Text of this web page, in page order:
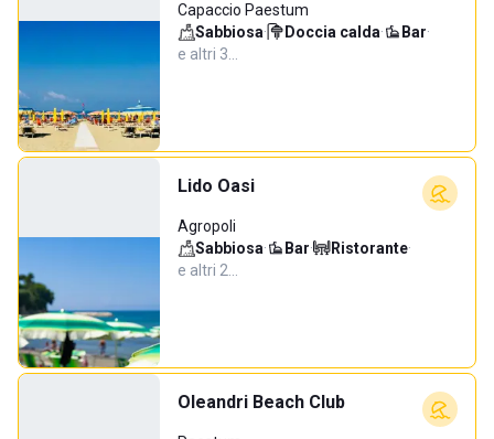
Capaccio Paestum
Sabbiosa· Doccia calda· Bar·
e altri 3…
Lido Oasi
Agropoli
Sabbiosa· Bar· Ristorante·
e altri 2…
Oleandri Beach Club